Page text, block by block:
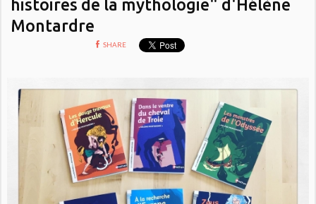
histoires de la mythologie" d'Hélène
Montardre
SHARE